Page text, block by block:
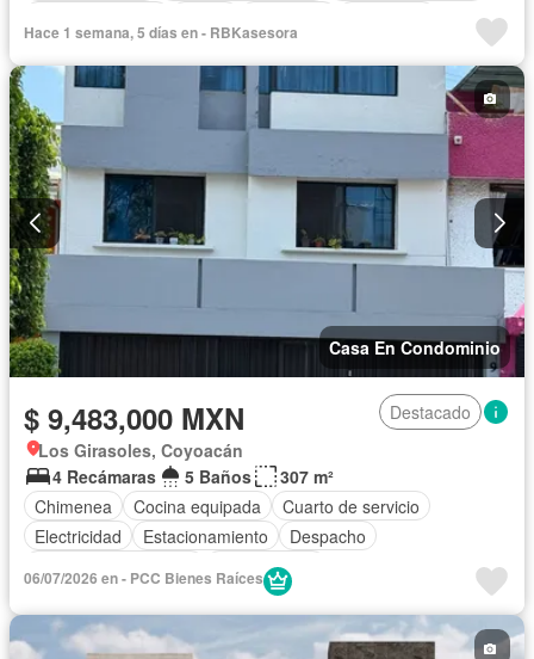
Zonas verdes
Hace 1 semana, 5 días en - RBKasesora
Casa En Condominio
$ 9,483,000 MXN
Destacado
Los Girasoles, Coyoacán
4 Recámaras
5 Baños
307 m²
Chimenea
Cocina equipada
Cuarto de servicio
Electricidad
Estacionamiento
Despacho
Sin amueblar
06/07/2026 en - PCC Bienes Raíces